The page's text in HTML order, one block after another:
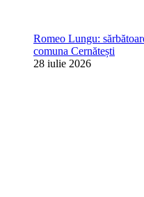
Romeo Lungu:
comuna Cernătești
28 iulie 2026